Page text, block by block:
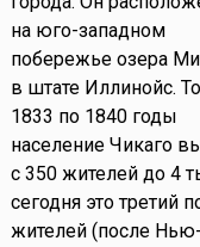
на юго-западном
побережье озера
в штате Иллинойс.
1833 по 1840 годы
население Чикаго
с 350 жителей до 4
сегодня это третий
жителей (после